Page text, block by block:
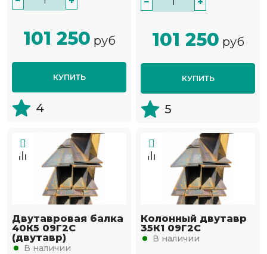
101 250 руб
КУПИТЬ
4
101 250 руб
КУПИТЬ
5
Двутавровая балка
40К5 09Г2С
(двутавр)
В наличии
Колонный двутавр
35К1 09Г2С
В наличии